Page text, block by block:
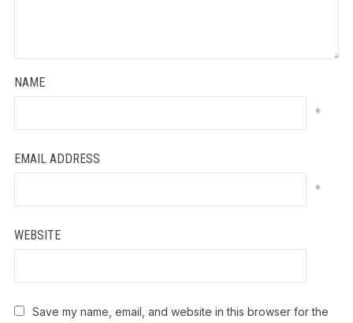
NAME
*
EMAIL ADDRESS
*
WEBSITE
Save my name, email, and website in this browser for the